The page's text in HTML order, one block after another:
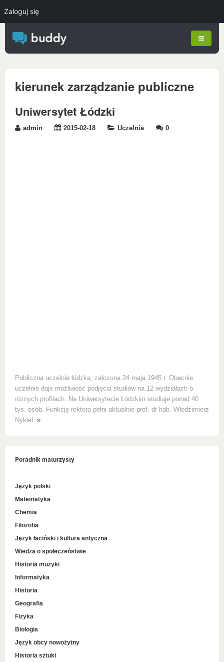
kierunek zarządzanie publiczne
Uniwersytet Łódzki
admin 2015-02-18 Uczelnia 0
Publiczna uczelnia łódzka, założona 24 maja 1945 r. Obecnie
uczelnie daje możliwość podjęcia studiów na 12 wydziałach o
różnych profilach. Na Uniwersytecie Łódzkim studiuje ponad 40
tys. osób. Funkcję rektora pełni aktualnie prof. dr hab. Włodzimierz
Nykiel. »
Poradnik maturzysty
Język polski
Matematyka
Chemia
Filozofia
Język łaciński i kultura antyczna
Wiedza o społeczeństwie
Historia muzyki
Informatyka
Historia
Geografia
Fizyka
Biologia
Język obcy nowożytny
Historia sztuki
Zaloguj się